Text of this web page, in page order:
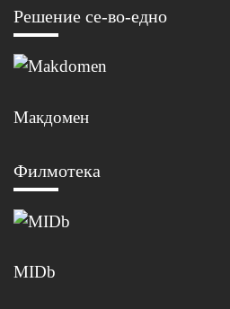
Решение се-во-едно
Макдомен
Филмотека
MIDb